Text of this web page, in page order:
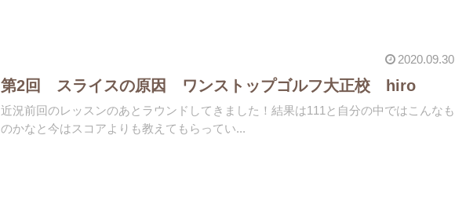
2020.09.30
第2回 スライスの原因 ワンストップゴルフ大正校 hiro
近況前回のレッスンのあとラウンドしてきました！結果は111と自分の中ではこんなも
のかなと今はスコアよりも教えてもらってい...